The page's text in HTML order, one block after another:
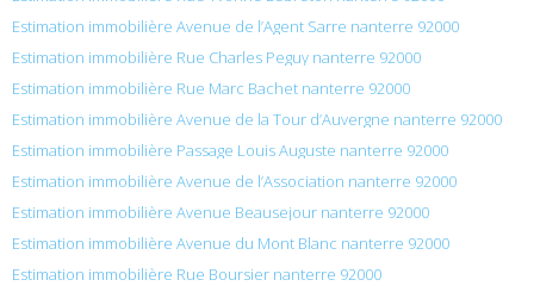
Estimation immobilière Avenue de l’Agent Sarre nanterre 92000
Estimation immobilière Rue Charles Peguy nanterre 92000
Estimation immobilière Rue Marc Bachet nanterre 92000
Estimation immobilière Avenue de la Tour d’Auvergne nanterre 92000
Estimation immobilière Passage Louis Auguste nanterre 92000
Estimation immobilière Avenue de l’Association nanterre 92000
Estimation immobilière Avenue Beausejour nanterre 92000
Estimation immobilière Avenue du Mont Blanc nanterre 92000
Estimation immobilière Rue Boursier nanterre 92000